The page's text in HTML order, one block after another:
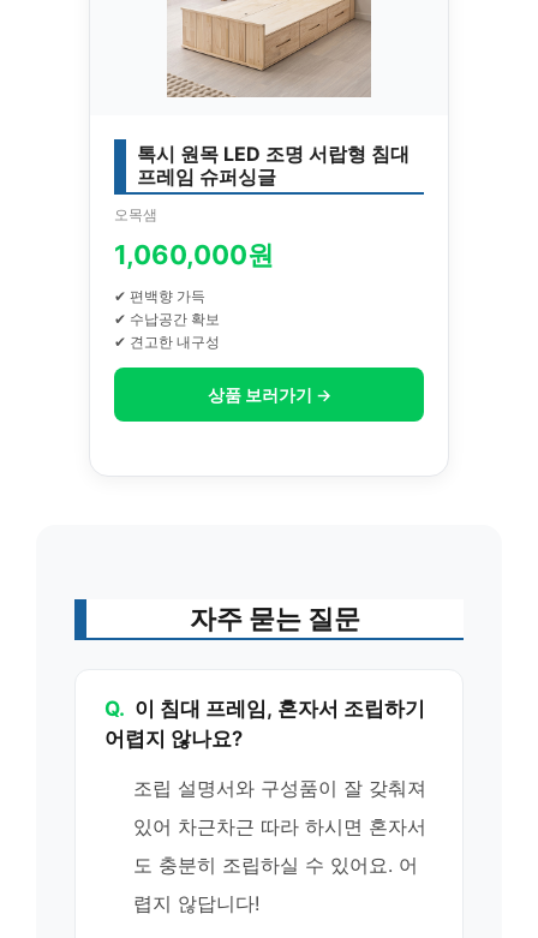
톡시 원목 LED 조명 서랍형 침대
프레임 슈퍼싱글
오목샘
1,060,000원
✔ 편백향 가득
✔ 수납공간 확보
✔ 견고한 내구성
상품 보러가기 →
자주 묻는 질문
Q. 이 침대 프레임, 혼자서 조립하기
어렵지 않나요?
조립 설명서와 구성품이 잘 갖춰져
있어 차근차근 따라 하시면 혼자서
도 충분히 조립하실 수 있어요. 어
렵지 않답니다!